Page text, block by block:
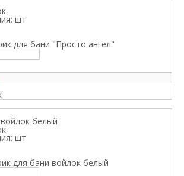
шт
для бани "Просто ангел"
белый
шт
для бани войлок белый